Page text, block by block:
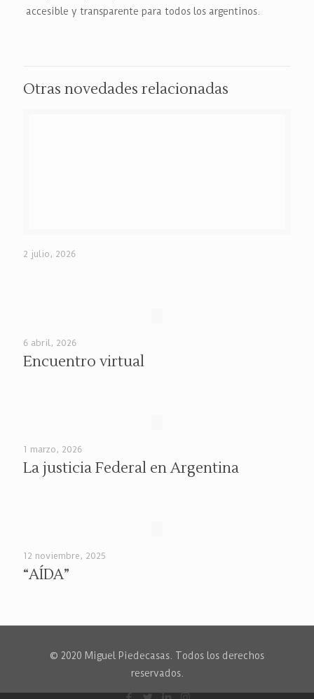
accesible y transparente para todos los argentinos.
Otras novedades relacionadas
2 julio, 2026
6 abril, 2026
Encuentro virtual
1 marzo, 2026
La justicia Federal en Argentina
12 noviembre, 2025
“AÍDA”
© 2020 Miguel Piedecasas. Todos los derechos
reservados.